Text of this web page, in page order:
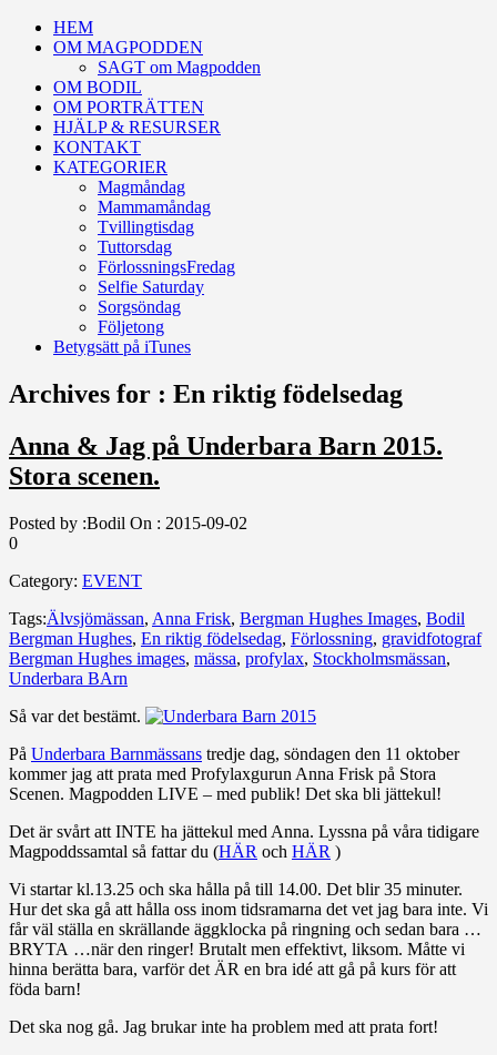
HEM
OM MAGPODDEN
SAGT om Magpodden
OM BODIL
OM PORTRÄTTEN
HJÄLP & RESURSER
KONTAKT
KATEGORIER
Magmåndag
Mammamåndag
Tvillingtisdag
Tuttorsdag
FörlossningsFredag
Selfie Saturday
Sorgsöndag
Följetong
Betygsätt på iTunes
Archives for : En riktig födelsedag
Anna & Jag på Underbara Barn 2015.
Stora scenen.
Posted by :Bodil On : 2015-09-02
0
Category: EVENT
Tags:Älvsjömässan, Anna Frisk, Bergman Hughes Images, Bodil
Bergman Hughes, En riktig födelsedag, Förlossning, gravidfotograf
Bergman Hughes images, mässa, profylax, Stockholmsmässan,
Underbara BArn
Så var det bestämt.
På Underbara Barnmässans tredje dag, söndagen den 11 oktober
kommer jag att prata med Profylaxgurun Anna Frisk på Stora
Scenen. Magpodden LIVE – med publik! Det ska bli jättekul!
Det är svårt att INTE ha jättekul med Anna. Lyssna på våra tidigare
Magpoddssamtal så fattar du (HÄR och HÄR )
Vi startar kl.13.25 och ska hålla på till 14.00. Det blir 35 minuter.
Hur det ska gå att hålla oss inom tidsramarna det vet jag bara inte. Vi
får väl ställa en skrällande äggklocka på ringning och sedan bara …
BRYTA …när den ringer! Brutalt men effektivt, liksom. Måtte vi
hinna berätta bara, varför det ÄR en bra idé att gå på kurs för att
föda barn!
Det ska nog gå. Jag brukar inte ha problem med att prata fort!